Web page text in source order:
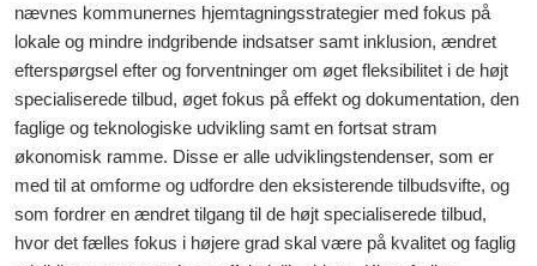
nævnes kommunernes hjemtagningsstrategier med fokus på
lokale og mindre indgribende indsatser samt inklusion, ændret
efterspørgsel efter og forventninger om øget fleksibilitet i de højt
specialiserede tilbud, øget fokus på effekt og dokumentation, den
faglige og teknologiske udvikling samt en fortsat stram
økonomisk ramme. Disse er alle udviklingstendenser, som er
med til at omforme og udfordre den eksisterende tilbudsvifte, og
som fordrer en ændret tilgang til de højt specialiserede tilbud,
hvor det fælles fokus i højere grad skal være på kvalitet og faglig